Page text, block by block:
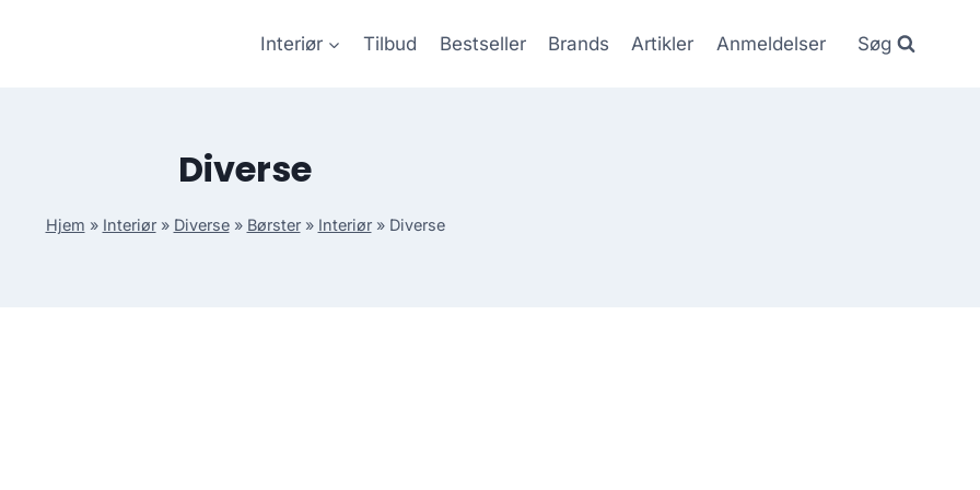
Interiør Tilbud Bestseller Brands Artikler Anmeldelser Søg
Diverse
Hjem » Interiør» Diverse» Børster» Interiør» Diverse